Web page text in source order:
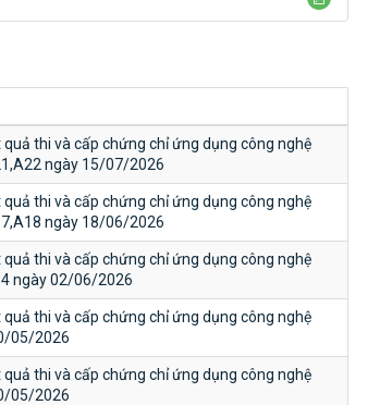
thi và cấp chứng chỉ ứng dụng công nghệ
ngày 15/07/2026
thi và cấp chứng chỉ ứng dụng công nghệ
ngày 18/06/2026
thi và cấp chứng chỉ ứng dụng công nghệ
ngày 02/06/2026
thi và cấp chứng chỉ ứng dụng công nghệ
05/2026
thi và cấp chứng chỉ ứng dụng công nghệ
05/2026